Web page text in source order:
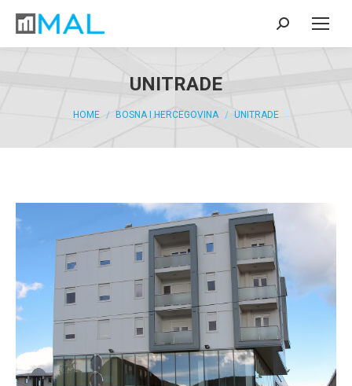
UNITRADE
You are here:
HOME BOSNA I HERCEGOVINA UNITRADE